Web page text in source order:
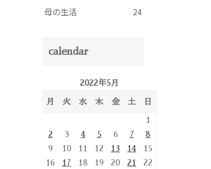
母の生活
24
calendar
2022年5月
月 火 水 木 金 土 日
1
2
3 4 5 6 7
8
9
10 11 12 13 14
15
16
17 18 19 20 21
22